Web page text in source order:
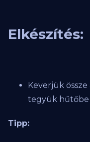
Elkészítés:
Keverjük össze
tegyük hűtőbe
Tipp: